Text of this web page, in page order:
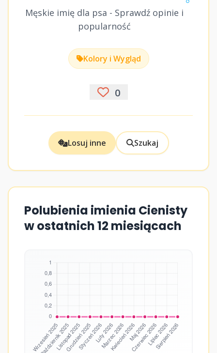
Męskie imię dla psa - Sprawdź opinie i
popularność
Kolory i Wygląd
0
Losuj inne Szukaj
Polubienia imienia Cienisty
w ostatnich 12 miesiącach